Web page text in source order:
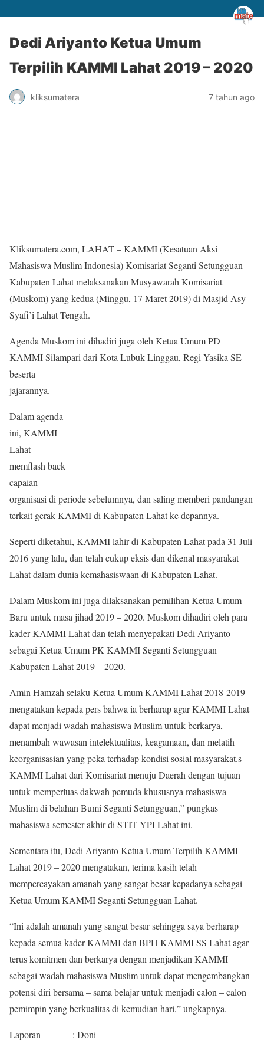
Dedi Ariyanto Ketua Umum
Terpilih KAMMI Lahat 2019 – 2020
kliksumatera 7 tahun ago
Kliksumatera.com, LAHAT – KAMMI (Kesatuan Aksi
Mahasiswa Muslim Indonesia) Komisariat Seganti Setungguan
Kabupaten Lahat melaksanakan Musyawarah Komisariat
(Muskom) yang kedua (Minggu, 17 Maret 2019) di Masjid Asy-
Syafi’i Lahat Tengah.
Agenda Muskom ini dihadiri juga oleh Ketua Umum PD
KAMMI Silampari dari Kota Lubuk Linggau, Regi Yasika SE
beserta
jajarannya.
Dalam agenda
ini, KAMMI
Lahat
memflash back
capaian
organisasi di periode sebelumnya, dan saling memberi pandangan
terkait gerak KAMMI di Kabupaten Lahat ke depannya.
Seperti diketahui, KAMMI lahir di Kabupaten Lahat pada 31 Juli
2016 yang lalu, dan telah cukup eksis dan dikenal masyarakat
Lahat dalam dunia kemahasiswaan di Kabupaten Lahat.
Dalam Muskom ini juga dilaksanakan pemilihan Ketua Umum
Baru untuk masa jihad 2019 – 2020. Muskom dihadiri oleh para
kader KAMMI Lahat dan telah menyepakati Dedi Ariyanto
sebagai Ketua Umum PK KAMMI Seganti Setungguan
Kabupaten Lahat 2019 – 2020.
Amin Hamzah selaku Ketua Umum KAMMI Lahat 2018-2019
mengatakan kepada pers bahwa ia berharap agar KAMMI Lahat
dapat menjadi wadah mahasiswa Muslim untuk berkarya,
menambah wawasan intelektualitas, keagamaan, dan melatih
keorganisasian yang peka terhadap kondisi sosial masyarakat.s
KAMMI Lahat dari Komisariat menuju Daerah dengan tujuan
untuk memperluas dakwah pemuda khususnya mahasiswa
Muslim di belahan Bumi Seganti Setungguan,” pungkas
mahasiswa semester akhir di STIT YPI Lahat ini.
Sementara itu, Dedi Ariyanto Ketua Umum Terpilih KAMMI
Lahat 2019 – 2020 mengatakan, terima kasih telah
mempercayakan amanah yang sangat besar kepadanya sebagai
Ketua Umum KAMMI Seganti Setungguan Lahat.
“Ini adalah amanah yang sangat besar sehingga saya berharap
kepada semua kader KAMMI dan BPH KAMMI SS Lahat agar
terus komitmen dan berkarya dengan menjadikan KAMMI
sebagai wadah mahasiswa Muslim untuk dapat mengembangkan
potensi diri bersama – sama belajar untuk menjadi calon – calon
pemimpin yang berkualitas di kemudian hari,” ungkapnya.
Laporan : Doni